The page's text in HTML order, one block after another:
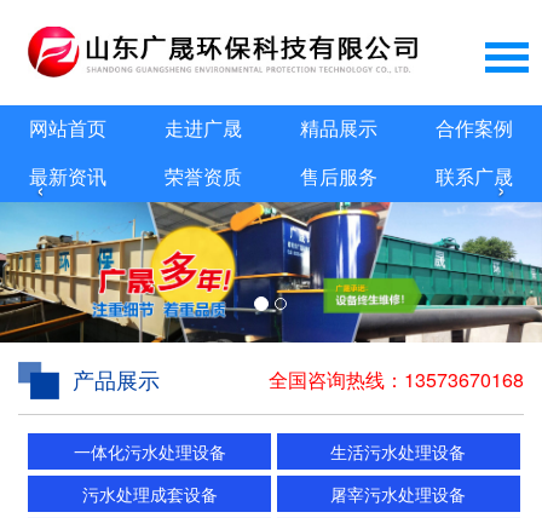
网站首页 走进广晟 精品展示 合作案例
最新资讯 荣誉资质 售后服务 联系广晟
‹ ›
全国咨询热线： 13573670168
产品展示
一体化污水处理设备
生活污水处理设备
污水处理成套设备
屠宰污水处理设备